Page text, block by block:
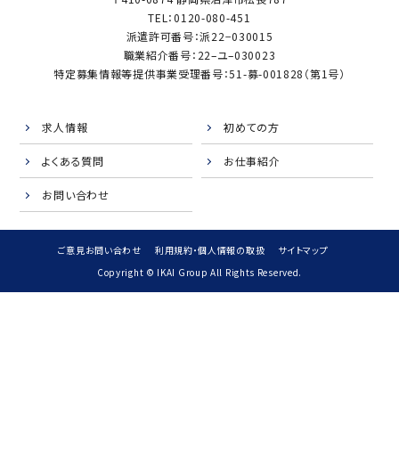
TEL：0120-080-451
派遣許可番号：派22−030015
職業紹介番号：22–ユ–030023
特定募集情報等提供事業受理番号：51-募-001828（第1号）
求人情報 初めての方
よくある質問 お仕事紹介
お問い合わせ
ご意見お問い合わせ 利用規約・個人情報の取扱
サイトマップ
Copyright © IKAI Group All Rights Reserved.